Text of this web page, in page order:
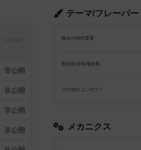
テーマ/フレーバー
舞台の時代背景
政治経済/各種産業
その他のコンセプト
メカニクス
非公開
非公開
非公開
非公開